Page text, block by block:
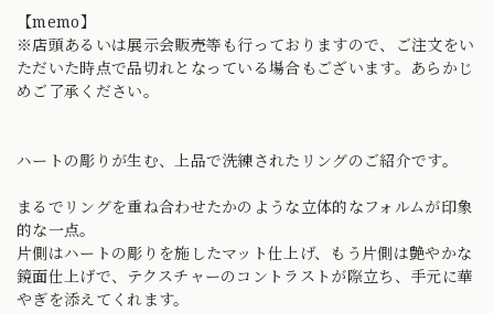
【memo】
※店頭あるいは展示会販売等も行っておりますので、ご注文をい
ただいた時点で品切れとなっている場合もございます。あらかじ
めご了承ください。
ハートの彫りが生む、上品で洗練されたリングのご紹介です。
まるでリングを重ね合わせたかのような立体的なフォルムが印象
的な一点。
片側はハートの彫りを施したマット仕上げ、もう片側は艶やかな
鏡面仕上げで、テクスチャーのコントラストが際立ち、手元に華
やぎを添えてくれます。